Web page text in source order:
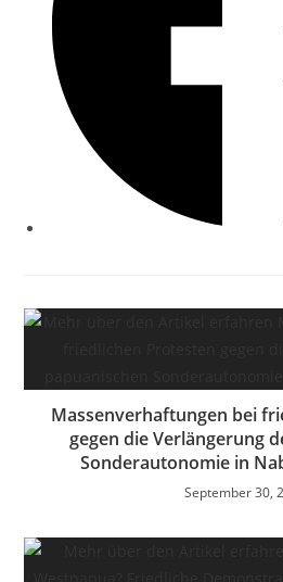
Massenverhaftungen bei
gegen die Verlängerung
Sonderautonomie in
September 30,